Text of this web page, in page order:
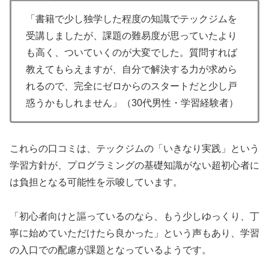
「書籍で少し独学した程度の知識でテックジムを
受講しましたが、課題の難易度が思っていたより
も高く、ついていくのが大変でした。質問すれば
教えてもらえますが、自分で解決する力が求めら
れるので、完全にゼロからのスタートだと少し戸
惑うかもしれません」（30代男性・学習経験者）
これらの口コミは、テックジムの「いきなり実践」という
学習方針が、プログラミングの基礎知識がない超初心者に
は負担となる可能性を示唆しています。
「初心者向けと謳っているのなら、もう少しゆっくり、丁
寧に始めていただけたら良かった」という声もあり、学習
の入口での配慮が課題となっているようです。